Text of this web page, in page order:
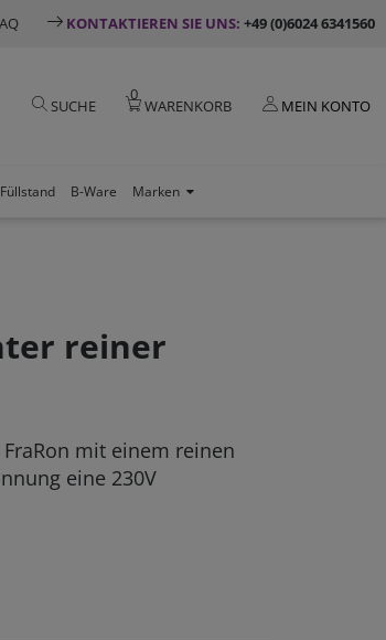
KONTAKTIEREN SIE UNS: +49 (0)6024 6341560
SUCHE
0
WARENKORB MEIN KONTO
Füllstand B-Ware Marken
reiner
mit einem reinen
eine 230V